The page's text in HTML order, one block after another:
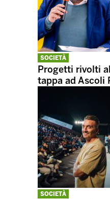
SOCIETÀ
Progetti rivolti
tappa ad Ascoli
SOCIETÀ